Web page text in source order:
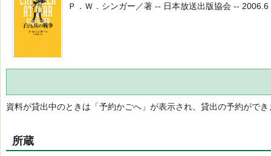
Ｐ．Ｗ．シンガー／著 -- 日本放送出版協会 --
資料が貸出中のときは「予約かごへ」が表示され、貸出の予約ができ
所蔵